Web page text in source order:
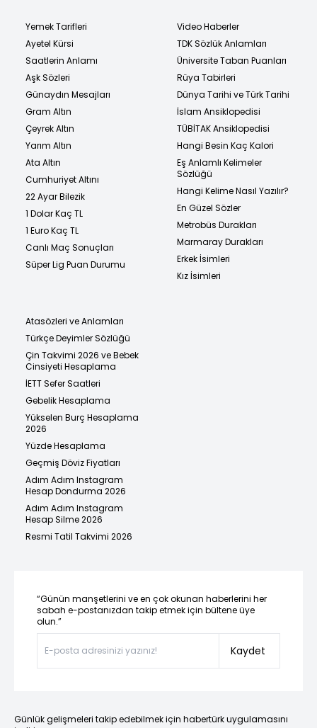
Yemek Tarifleri
Ayetel Kürsi
Saatlerin Anlamı
Aşk Sözleri
Günaydın Mesajları
Gram Altın
Çeyrek Altın
Yarım Altın
Ata Altın
Cumhuriyet Altını
22 Ayar Bilezik
1 Dolar Kaç TL
1 Euro Kaç TL
Canlı Maç Sonuçları
Süper Lig Puan Durumu
Video Haberler
TDK Sözlük Anlamları
Üniversite Taban Puanları
Rüya Tabirleri
Dünya Tarihi ve Türk Tarihi
İslam Ansiklopedisi
TÜBİTAK Ansiklopedisi
Hangi Besin Kaç Kalori
Eş Anlamlı Kelimeler
Sözlüğü
Hangi Kelime Nasıl Yazılır?
En Güzel Sözler
Metrobüs Durakları
Marmaray Durakları
Erkek İsimleri
Kız İsimleri
Atasözleri ve Anlamları
Türkçe Deyimler Sözlüğü
Çin Takvimi 2026 ve Bebek
Cinsiyeti Hesaplama
İETT Sefer Saatleri
Gebelik Hesaplama
Yükselen Burç Hesaplama
2026
Yüzde Hesaplama
Geçmiş Döviz Fiyatları
Adım Adım Instagram
Hesap Dondurma 2026
Adım Adım Instagram
Hesap Silme 2026
Resmi Tatil Takvimi 2026
“Günün manşetlerini ve en çok okunan haberlerini her
sabah e-postanızdan takip etmek için bültene üye
olun.”
Kaydet
Günlük gelişmeleri takip edebilmek için habertürk uygulamasını